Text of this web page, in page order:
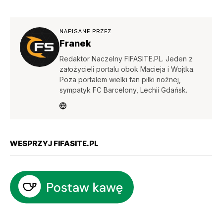
NAPISANE PRZEZ
Franek
Redaktor Naczelny FIFASITE.PL. Jeden z
założycieli portalu obok Macieja i Wojtka.
Poza portalem wielki fan piłki nożnej,
sympatyk FC Barcelony, Lechii Gdańsk.
WESPRZYJ FIFASITE.PL